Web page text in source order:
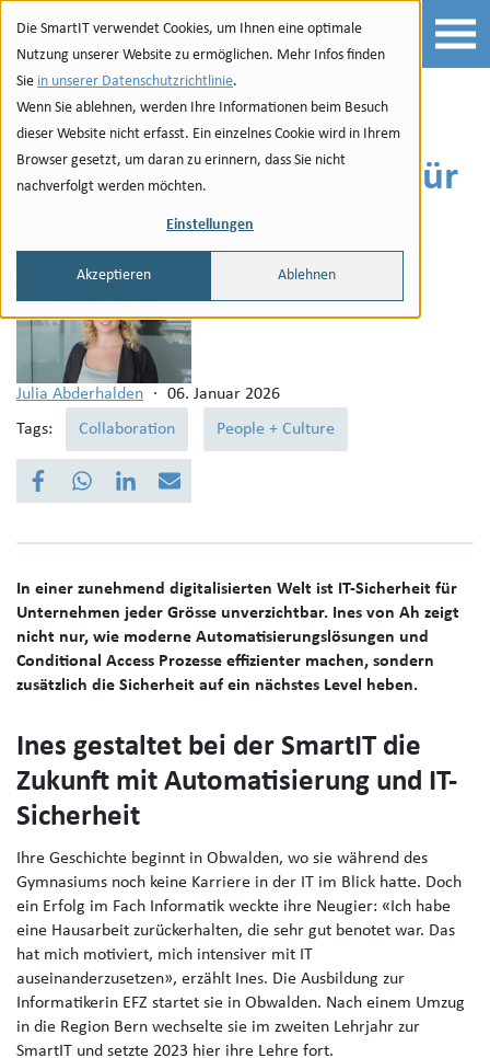
Die SmartIT verwendet Cookies, um Ihnen eine optimale
Nutzung unserer Website zu ermöglichen. Mehr Infos finden
Sie in unserer Datenschutzrichtlinie.
Wenn Sie ablehnen, werden Ihre Informationen beim Besuch
dieser Website nicht erfasst. Ein einzelnes Cookie wird in Ihrem
Browser gesetzt, um daran zu erinnern, dass Sie nicht
nachverfolgt werden möchten.
Einstellungen
Akzeptieren Ablehnen
Zur Navigation
zu den Quicklinks
Zur Suche
Zum Inhalt
Ines - Kreative
Persönlichkeit mit Flair für
IT-Sicherheit
Julia Abderhalden ·
06. Januar 2026
Tags:
Collaboration People + Culture
In einer zunehmend digitalisierten Welt ist IT-Sicherheit für
Unternehmen jeder Grösse unverzichtbar. Ines von Ah zeigt
nicht nur, wie moderne Automatisierungslösungen und
Conditional Access Prozesse effizienter machen, sondern
zusätzlich die Sicherheit auf ein nächstes Level heben.
Ines gestaltet bei der SmartIT die
Zukunft mit Automatisierung und IT-
Sicherheit
Ihre Geschichte beginnt in Obwalden, wo sie während des
Gymnasiums noch keine Karriere in der IT im Blick hatte. Doch
ein Erfolg im Fach Informatik weckte ihre Neugier: «Ich habe
eine Hausarbeit zurückerhalten, die sehr gut benotet war. Das
hat mich motiviert, mich intensiver mit IT
auseinanderzusetzen», erzählt Ines. Die Ausbildung zur
Informatikerin EFZ startet sie in Obwalden. Nach einem Umzug
in die Region Bern wechselte sie im zweiten Lehrjahr zur
SmartIT und setzte 2023 hier ihre Lehre fort.